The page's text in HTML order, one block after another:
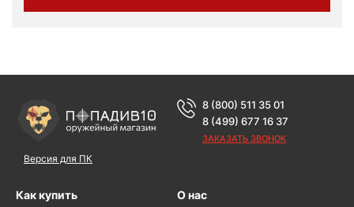
Версия для ПК
8 (800) 511 35 01
8 (499) 677 16 37
ЗАКАЗАТЬ ЗВОНОК
Как купить О нас